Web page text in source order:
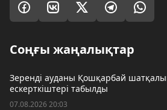
Соңғы жаңалықтар
Зеренді ауданы Қошқарбай
ескерткіштері табылды
07.08.2026 20:03